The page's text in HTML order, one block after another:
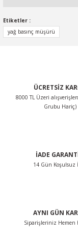
Bu ürünün fiyat
konularda yetersiz
kullanarak
Ürün
Ürün bilgilerinde
Etiketler :
yağ basınç müşürü
ÜCRETSİZ
8000 TL Üzeri
Grubu Hariç)
İADE
14 Gün Koşulsuz
AYNI GÜN
Siparişleriniz Hemen